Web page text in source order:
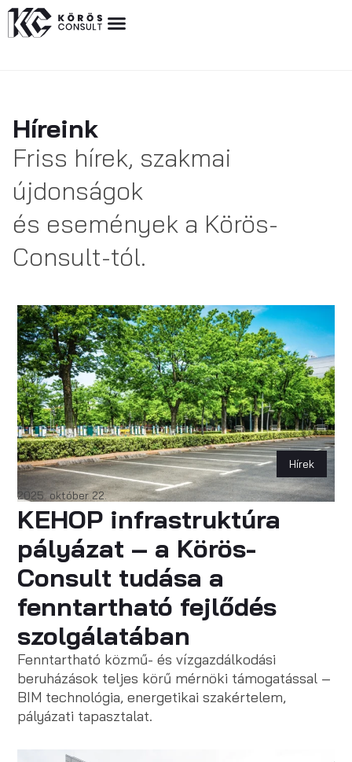
Híreink
Friss hírek, szakmai
újdonságok
és események a Körös-
Consult-tól.
Hírek
2025. október 22.
KEHOP infrastruktúra
pályázat – a Körös-
Consult tudása a
fenntartható fejlődés
szolgálatában
Fenntartható közmű- és vízgazdálkodási
beruházások teljes körű mérnöki támogatással –
BIM technológia, energetikai szakértelem,
pályázati tapasztalat.